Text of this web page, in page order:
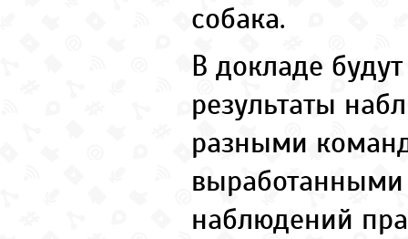
собака.
В докладе
результаты
разными
выработанными
наблюдений